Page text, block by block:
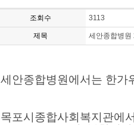
조회수 3113
제목 세안종합병원
세안종합병원에서는 한가
목포시종합사회복지관에